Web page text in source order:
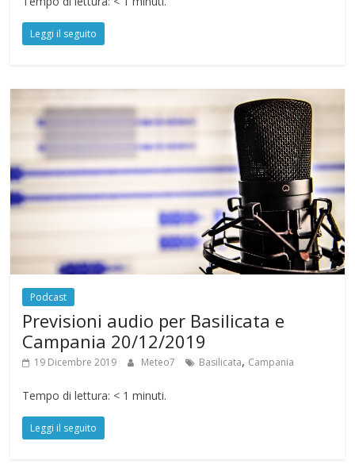
Leggi il seguito
Podcast
Previsioni audio per Basilicata e
Campania 20/12/2019
19 Dicembre 2019 Meteo7 Basilicata, Campania
Tempo di lettura: < 1 minuti.
Leggi il seguito